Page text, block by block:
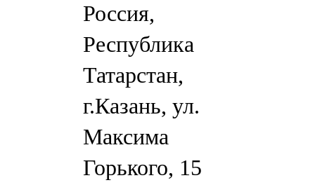
Россия,
Республика
Татарстан,
г.Казань, ул.
Максима
Горького, 15